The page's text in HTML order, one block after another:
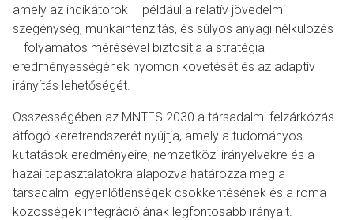
amely az indikátorok – például a relatív jövedelmi
szegénység, munkaintenzitás, és súlyos anyagi nélkülözés
– folyamatos mérésével biztosítja a stratégia
eredményességének nyomon követését és az adaptív
irányítás lehetőségét.
Összességében az MNTFS 2030 a társadalmi felzárkózás
átfogó keretrendszerét nyújtja, amely a tudományos
kutatások eredményeire, nemzetközi irányelvekre és a
hazai tapasztalatokra alapozva határozza meg a
társadalmi egyenlőtlenségek csökkentésének és a roma
közösségek integrációjának legfontosabb irányait.